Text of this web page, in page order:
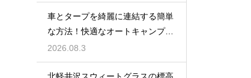
車とタープを綺麗に連結する簡単
な方法！快適なオートキャンプ空
間の作り方
2026.08.3